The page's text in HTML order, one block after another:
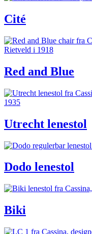
Cité
Red and Blue
Utrecht lenestol
Dodo lenestol
Biki